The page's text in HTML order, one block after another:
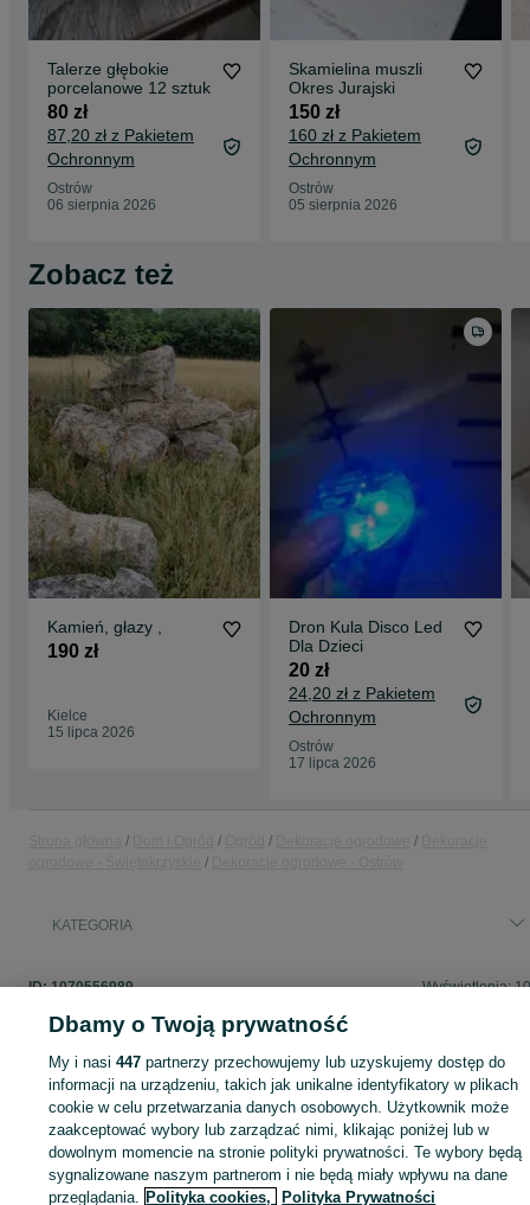
Talerze głębokie
porcelanowe 12 sztuk
80 zł
87,20 zł z Pakietem
Ochronnym
Ostrów
06 sierpnia 2026
Skamielina muszli
Okres Jurajski
150 zł
160 zł z Pakietem
Ochronnym
Ostrów
05 sierpnia 2026
Zobacz też
190 zł
Kielce
15 lipca 2026
Dron Kula Disco Led
Dla Dzieci
20 zł
24,20 zł z Pakietem
Ochronnym
Ostrów
17 lipca 2026
KATEGORIA
ID:1070556989 Wyświetlenia:
Zaloguj się lub załóż konto na OLX, aby skontaktować się z
sprzedającym
Zaloguj się / Załóż konto
Dbamy o Twoją prywatność
My i nasi447 partnerzy przechowujemy lub uzyskujemy dostęp do
informacji na urządzeniu, takich jak unikalne identyfikatory w plikach
cookie w celu przetwarzania danych osobowych. Użytkownik może
zaakceptować wybory lub zarządzać nimi, klikając poniżej lub w
dowolnym momencie na stronie polityki prywatności. Te wybory będą
sygnalizowane naszym partnerom i nie będą miały wpływu na dane
przeglądania. Polityka cookies, Polityka Prywatności